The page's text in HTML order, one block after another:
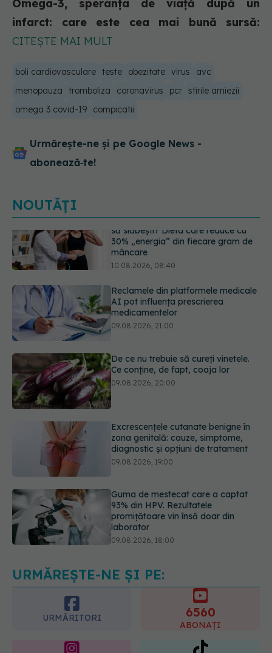
Omega-3, speranța de viață după un
infarct: care este cea mai bună sursă:
CITEȘTE MAI MULT
boli cardiovasculare teste obezitate virus
avc
menopauza
tromboliza coronavirus pcr stirile amiezii
omega 3 covid-19
compicatii
Urmărește-ne și pe Google News -
abonează‑te!
NOUTĂȚI
Reclamele din platformele medicale
AI pot influența prescrierea
medicamentelor
De ce nu trebuie să cureți vinetele.
Ce conține, de fapt, coaja lor
Excrescențele cutanate benigne în
Guma de mestecat care a captat
93% din HPV. Rezultatele
09.08.2026, 18:00
Nu trebuie să mănânci mai puțin ca
să slăbești? Dieta care reduce cu
30% „energia” din fiecare gram de
10.08.2026, 08:40
URMĂREȘTE-NE ȘI PE:
URMĂRITORI 6560
ABONAȚI